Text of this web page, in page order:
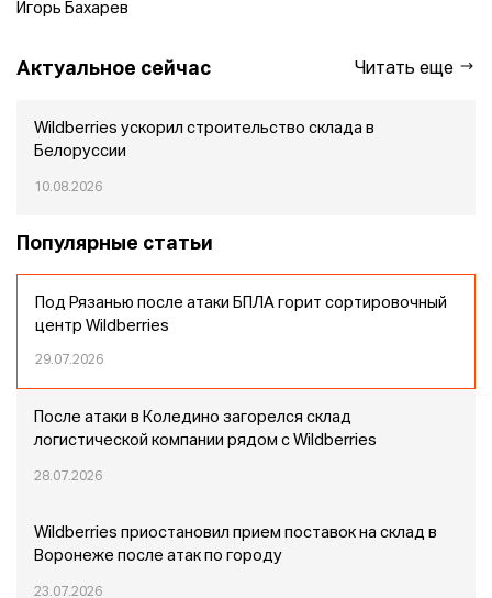
Игорь Бахарев
Актуальное сейчас Читать еще
Wildberries ускорил строительство склада в
Белоруссии
10.08.2026
Популярные статьи
Под Рязанью после атаки БПЛА горит сортировочный
центр Wildberries
29.07.2026
После атаки в Коледино загорелся склад
логистической компании рядом с Wildberries
28.07.2026
Wildberries приостановил прием поставок на склад в
Воронеже после атак по городу
23.07.2026